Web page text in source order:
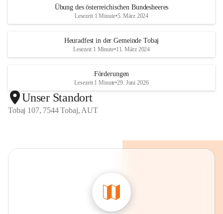
Übung des österreichischen Bundesheeres
Lesezeit 1 Minute•5. März 2024
Heuradfest in der Gemeinde Tobaj
Lesezeit 1 Minute•11. März 2024
Förderungen
Lesezeit 1 Minute•29. Juni 2026
Unser Standort
Tobaj 107, 7544 Tobaj, AUT